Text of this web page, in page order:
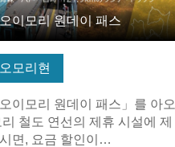
모리현
오이모리 원데이 패스」를 아오
철도 연선의 제휴 시설에 제
면, 요금 할인이…
이모리 원데이 패스